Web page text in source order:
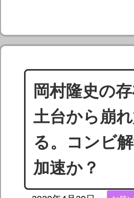
岡村隆史の
土台から崩
る。コンビ
加速か？